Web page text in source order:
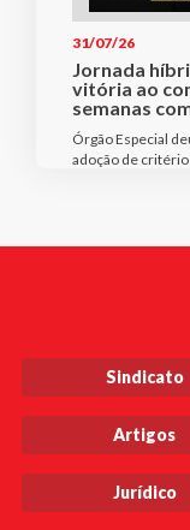
31/07/26
Jornada
vitória ao
semanas
Órgão Especial
adoção de
Sindicato
Artigos
Jurídico